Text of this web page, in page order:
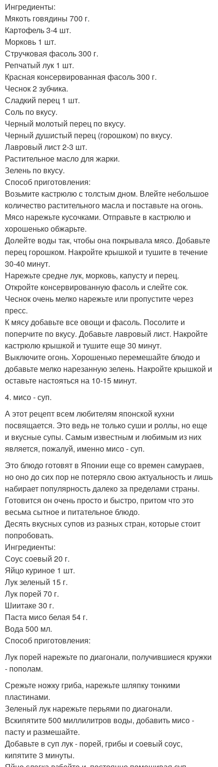
Ингредиенты:
Мякоть говядины 700 г.
Картофель 3-4 шт.
Морковь 1 шт.
Стручковая фасоль 300 г.
Репчатый лук 1 шт.
Красная консервированная фасоль 300 г.
Чеснок 2 зубчика.
Сладкий перец 1 шт.
Соль по вкусу.
Черный молотый перец по вкусу.
Черный душистый перец (горошком) по вкусу.
Лавровый лист 2-3 шт.
Растительное масло для жарки.
Зелень по вкусу.
Способ приготовления:
Возьмите кастрюлю с толстым дном. Влейте небольшое
количество растительного масла и поставьте на огонь.
Мясо нарежьте кусочками. Отправьте в кастрюлю и
хорошенько обжарьте.
Долейте воды так, чтобы она покрывала мясо. Добавьте
перец горошком. Накройте крышкой и тушите в течение
30-40 минут.
Нарежьте средне лук, морковь, капусту и перец.
Откройте консервированную фасоль и слейте сок.
Чеснок очень мелко нарежьте или пропустите через
пресс.
К мясу добавьте все овощи и фасоль. Посолите и
поперчите по вкусу. Добавьте лавровый лист. Накройте
кастрюлю крышкой и тушите еще 30 минут.
Выключите огонь. Хорошенько перемешайте блюдо и
добавьте мелко нарезанную зелень. Накройте крышкой и
оставьте настояться на 10-15 минут.
4. мисо - суп.
А этот рецепт всем любителям японской кухни
посвящается. Это ведь не только суши и роллы, но еще
и вкусные супы. Самым известным и любимым из них
является, пожалуй, именно мисо - суп.
Это блюдо готовят в Японии еще со времен самураев,
но оно до сих пор не потеряло свою актуальность и лишь
набирает популярность далеко за пределами страны.
Готовится он очень просто и быстро, притом что это
весьма сытное и питательное блюдо.
Десять вкусных супов из разных стран, которые стоит
попробовать.
Ингредиенты:
Соус соевый 20 г.
Яйцо куриное 1 шт.
Лук зеленый 15 г.
Лук порей 70 г.
Шиитаке 30 г.
Паста мисо белая 54 г.
Вода 500 мл.
Способ приготовления:
Лук порей нарежьте по диагонали, получившиеся кружки
- пополам.
Срежьте ножку гриба, нарежьте шляпку тонкими
пластинами.
Зеленый лук нарежьте перьями по диагонали.
Вскипятите 500 миллилитров воды, добавить мисо -
пасту и размешайте.
Добавьте в суп лук - порей, грибы и соевый соус,
кипятите 3 минуты.